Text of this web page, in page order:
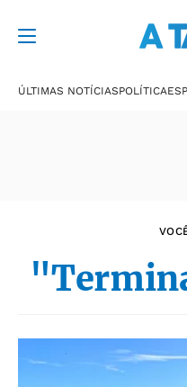
ÚLTIMAS NOTÍCIASPOLÍTICA